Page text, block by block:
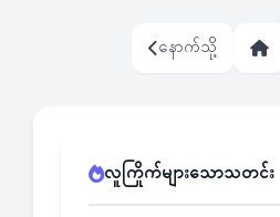
နောက်သို့
လူကြိုက်များသောသတင်း